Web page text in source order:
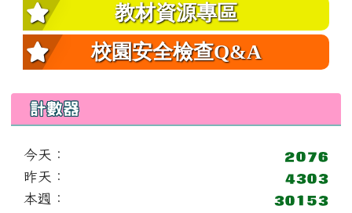
教材資源專區
校園安全檢查Q&A
計數器
今天：
昨天：
本週：